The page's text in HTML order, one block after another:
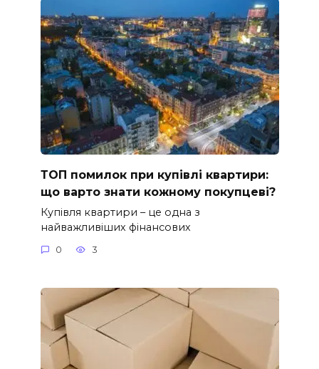
ТОП помилок при купівлі квартири:
що варто знати кожному покупцеві?
Купівля квартири – це одна з
найважливіших фінансових
0 3